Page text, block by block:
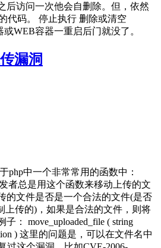
后访问一次他会自删除。但，依然
代码。 停止执行 删除或清空
或WEB容器一重启后门就没了。
漏洞
php中一个非常常用的函数中：
发者总是用这个函数来移动上传的文
的文件是否是一个合法的文件(是否
上传的)，如果是合法的文件，则将
： move_uploaded_file ( string
) 这里的问题是，可以在文件名中